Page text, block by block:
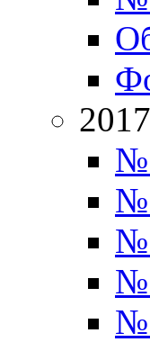
2017
№
№
№
№
№